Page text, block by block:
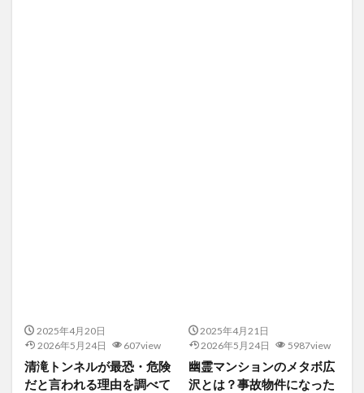
2025年4月20日
2026年5月24日
607view
清滝トンネルが最恐・危険
だと言われる理由を調べて
2025年4月21日
2026年5月24日
5987view
幽霊マンションのメタボ広
沢とは？事故物件になった